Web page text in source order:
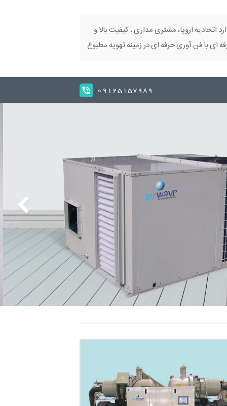
اتحادیه اروپا، مشتری مداری ، کیفیت بالا و
ای با فن آوری حرفه ای در زمینه تهویه مطبوع
09125157989